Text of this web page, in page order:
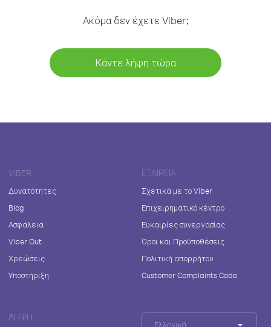
Ακόμα δεν έχετε Viber;
Κάντε λήψη τώρα
VIBER
Δυνατότητες
Blog
Ασφάλεια
Viber Out
Χρεώσεις
Υποστήριξη
ΕΤΑΙΡΕΊΑ
Σχετικά με το Viber
Επιχειρηματικό κέντρο
Ευκαιρίες συνεργασίας
Όροι και Προϋποθέσεις
Πολιτική απορρήτου
Customer Complaints Code
ΛΉΨΗ
Ελληνικά